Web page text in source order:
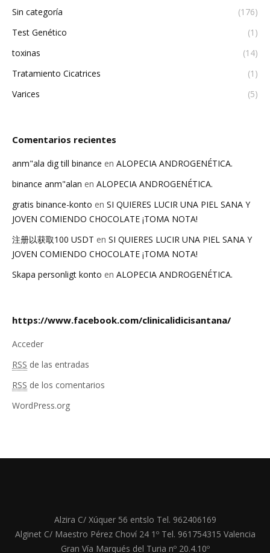
Sin categoría
(176)
Test Genético
(1)
toxinas
(14)
Tratamiento Cicatrices
(1)
Varices
(5)
Comentarios recientes
anm"ala dig till binance en ALOPECIA ANDROGENÉTICA.
binance anm"alan en ALOPECIA ANDROGENÉTICA.
gratis binance-konto en SI QUIERES LUCIR UNA PIEL SANA Y
JOVEN COMIENDO CHOCOLATE ¡TOMA NOTA!
注册以获取100 USDT en SI QUIERES LUCIR UNA PIEL SANA Y
JOVEN COMIENDO CHOCOLATE ¡TOMA NOTA!
Skapa personligt konto en ALOPECIA ANDROGENÉTICA.
https://www.facebook.com/clinicalidicisantana/
Acceder
RSS de las entradas
RSS de los comentarios
WordPress.org
Alzira C/ Xúquer 56 entslo Tel. 962406169
Alginet C/ Maestro Pérez Choví 24 1º Tel. 961754315 Valencia
Gran Vía Marqués del Turia nº 20.4.10º